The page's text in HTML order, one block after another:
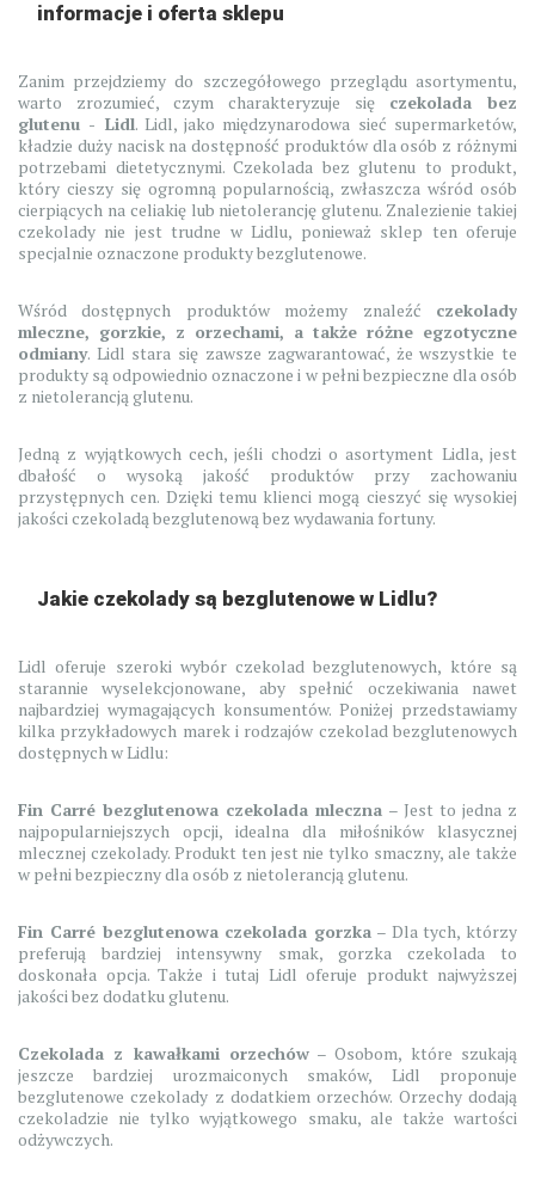
informacje i oferta sklepu
Zanim przejdziemy do szczegółowego przeglądu asortymentu,
warto zrozumieć, czym charakteryzuje się czekolada bez
glutenu - Lidl. Lidl, jako międzynarodowa sieć supermarketów,
kładzie duży nacisk na dostępność produktów dla osób z różnymi
potrzebami dietetycznymi. Czekolada bez glutenu to produkt,
który cieszy się ogromną popularnością, zwłaszcza wśród osób
cierpiących na celiakię lub nietolerancję glutenu. Znalezienie takiej
czekolady nie jest trudne w Lidlu, ponieważ sklep ten oferuje
specjalnie oznaczone produkty bezglutenowe.
Wśród dostępnych produktów możemy znaleźć czekolady
mleczne, gorzkie, z orzechami, a także różne egzotyczne
odmiany. Lidl stara się zawsze zagwarantować, że wszystkie te
produkty są odpowiednio oznaczone i w pełni bezpieczne dla osób
z nietolerancją glutenu.
Jedną z wyjątkowych cech, jeśli chodzi o asortyment Lidla, jest
dbałość o wysoką jakość produktów przy zachowaniu
przystępnych cen. Dzięki temu klienci mogą cieszyć się wysokiej
jakości czekoladą bezglutenową bez wydawania fortuny.
Jakie czekolady są bezglutenowe w Lidlu?
Lidl oferuje szeroki wybór czekolad bezglutenowych, które są
starannie wyselekcjonowane, aby spełnić oczekiwania nawet
najbardziej wymagających konsumentów. Poniżej przedstawiamy
kilka przykładowych marek i rodzajów czekolad bezglutenowych
dostępnych w Lidlu:
Fin Carré bezglutenowa czekolada mleczna – Jest to jedna z
najpopularniejszych opcji, idealna dla miłośników klasycznej
mlecznej czekolady. Produkt ten jest nie tylko smaczny, ale także
w pełni bezpieczny dla osób z nietolerancją glutenu.
Fin Carré bezglutenowa czekolada gorzka – Dla tych, którzy
preferują bardziej intensywny smak, gorzka czekolada to
doskonała opcja. Także i tutaj Lidl oferuje produkt najwyższej
jakości bez dodatku glutenu.
Czekolada z kawałkami orzechów– Osobom, które szukają
jeszcze bardziej urozmaiconych smaków, Lidl proponuje
bezglutenowe czekolady z dodatkiem orzechów. Orzechy dodają
czekoladzie nie tylko wyjątkowego smaku, ale także wartości
odżywczych.